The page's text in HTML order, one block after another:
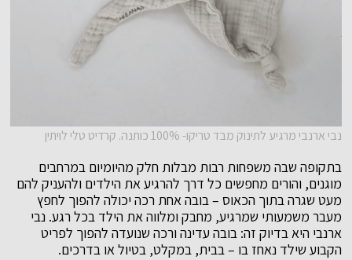
נבי ארנבי מרגיע לתינוק מבד טריקו- 100% כותנה. קרדיט טלי לויתין
בתקופה שבה משפחות רבות מבלות חלק מהיומיום במרחבים
מוגנים, והורים מחפשים כל דרך להרגיע את הילדים ולהעניק להם
מעט שגרה בתוך הכאוס – בובה אחת רכה יכולה להפוך לחפץ
מעבר משמעותי שמרגיע, מחבק ומלווה את הילד בכל רגע. נבי
ארנבי היא בדיוק זה: בובה עדינה ורכה שנועדה להפוך לפריט
הקבוע שילד נאחז בו – בבית, במקלט, בטיול או בדרכים.